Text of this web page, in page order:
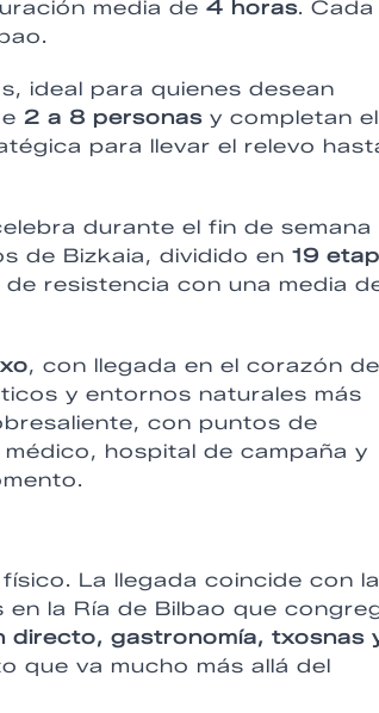
media de 4 horas. Cada
ideal para quienes desean
2 a 8 personas y completan el
para llevar el relevo
durante el fin de semana
de Bizkaia, dividido en 19
resistencia con una media
, con llegada en el corazón de
y entornos naturales más
con puntos de
hospital de campaña y
La llegada coincide con la
la Ría de Bilbao que
directo, gastronomía, txosnas
que va mucho más allá del